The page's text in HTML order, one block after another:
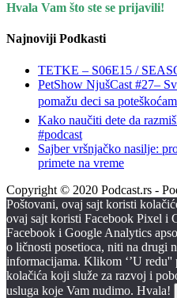
Hvala Vam što ste se prijavili!
Najnoviji Podkasti
TETKE – S06E15 /
PetShow NjušCast #27–
pomažu deci sa
Kako naučiti dete da
#podcast
Sajber vršnjačko nasilje:
primete na vreme
Copyright © 2020 Podcast.rs -
Poštovani, ovaj sajt koristi
ovaj sajt koristi Facebook Pixel i
Facebook i Google Analytics
o ličnosti posetioca, niti na drugi
informacijama. Klikom ‘’U redu''
kolačića koji služe za razvoj i
usluga koje Vam nudimo. Hvala!